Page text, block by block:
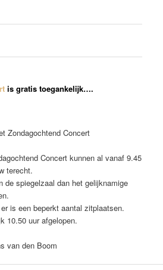
is gratis toegankelijk….
Zondagochtend Concert
Concert kunnen al vanaf 9.45
terecht.
de spiegelzaal dan het gelijknamige
is een beperkt aantal zitplaatsen.
10.50 uur afgelopen.
van den Boom